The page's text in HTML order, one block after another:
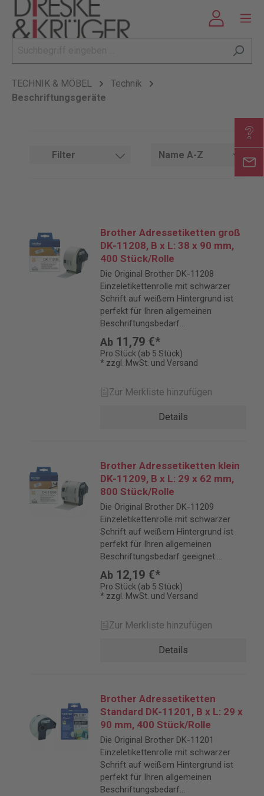
TECHNIK & MÖBEL
Technik
Beschriftungsgeräte
Filter
Brother Adressetiketten groß
DK-11208, B x L: 38 x 90 mm,
400 Stück/Rolle
Die Original Brother DK-11208
Einzeletikettenrolle mit schwarzer
Schrift auf weißem Hintergrund ist
perfekt für Ihren allgemeinen
Beschriftungsbedarf
geeignet.Etiketten für brother P-
Touch QL-Etikettendrucker.
Ab 11,79 €*
Pro Stück (ab 5 Stück)
* zzgl. MwSt. und Versand
Zur Merkliste hinzufügen
Details
Brother Adressetiketten klein
DK-11209, B x L: 29 x 62 mm,
800 Stück/Rolle
Die Original Brother DK-11209
Einzeletikettenrolle mit schwarzer
Schrift auf weißem Hintergrund ist
perfekt für Ihren allgemeinen
Beschriftungsbedarf geeignet.
Etiketten für brother P-Touch QL-
Etikettendrucker.
Ab 12,19 €*
Pro Stück (ab 5 Stück)
* zzgl. MwSt. und Versand
Zur Merkliste hinzufügen
Details
Brother Adressetiketten
Standard DK-11201, B x L: 29 x
90 mm, 400 Stück/Rolle
Die Original Brother DK-11201
Einzeletikettenrolle mit schwarzer
Schrift auf weißem Hintergrund ist
perfekt für Ihren allgemeinen
Beschriftungsbedarf